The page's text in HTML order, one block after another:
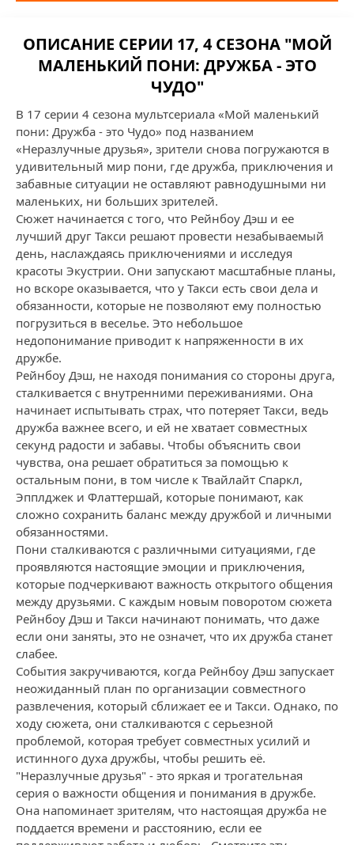
ОПИСАНИЕ СЕРИИ 17, 4 СЕЗОНА "МОЙ
МАЛЕНЬКИЙ ПОНИ: ДРУЖБА - ЭТО
ЧУДО"
В 17 серии 4 сезона мультсериала «Мой маленький
пони: Дружба - это Чудо» под названием
«Неразлучные друзья», зрители снова погружаются в
удивительный мир пони, где дружба, приключения и
забавные ситуации не оставляют равнодушными ни
маленьких, ни больших зрителей.
Сюжет начинается с того, что Рейнбоу Дэш и ее
лучший друг Такси решают провести незабываемый
день, наслаждаясь приключениями и исследуя
красоты Экустрии. Они запускают масштабные планы,
но вскоре оказывается, что у Такси есть свои дела и
обязанности, которые не позволяют ему полностью
погрузиться в веселье. Это небольшое
недопонимание приводит к напряженности в их
дружбе.
Рейнбоу Дэш, не находя понимания со стороны друга,
сталкивается с внутренними переживаниями. Она
начинает испытывать страх, что потеряет Такси, ведь
дружба важнее всего, и ей не хватает совместных
секунд радости и забавы. Чтобы объяснить свои
чувства, она решает обратиться за помощью к
остальным пони, в том числе к Твайлайт Спаркл,
Эпплджек и Флаттершай, которые понимают, как
сложно сохранить баланс между дружбой и личными
обязанностями.
Пони сталкиваются с различными ситуациями, где
проявляются настоящие эмоции и приключения,
которые подчеркивают важность открытого общения
между друзьями. С каждым новым поворотом сюжета
Рейнбоу Дэш и Такси начинают понимать, что даже
если они заняты, это не означет, что их дружба станет
слабее.
События закручиваются, когда Рейнбоу Дэш запускает
неожиданный план по организации совместного
развлечения, который сближает ее и Такси. Однако, по
ходу сюжета, они сталкиваются с серьезной
проблемой, которая требует совместных усилий и
истинного духа дружбы, чтобы решить её.
"Неразлучные друзья" - это яркая и трогательная
серия о важности общения и понимания в дружбе.
Она напоминает зрителям, что настоящая дружба не
поддается времени и расстоянию, если ее